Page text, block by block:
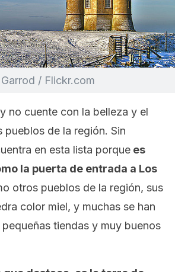
/ Flickr.com
no cuente con la belleza y el
pueblos de la región. Sin
en esta lista porque es
la puerta de entrada a Los
otros pueblos de la región, sus
color miel, y muchas se han
tiendas y muy buenos